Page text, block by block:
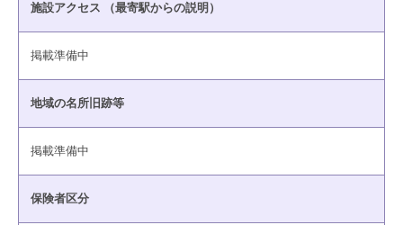
施設アクセス （最寄駅からの説明）
掲載準備中
地域の名所旧跡等
掲載準備中
保険者区分